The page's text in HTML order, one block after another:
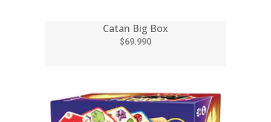
Catan Big Box
$69.990